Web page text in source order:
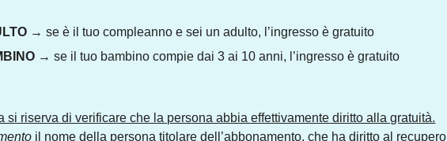
→ se è il tuo compleanno e sei un adulto, l’ingresso è gratuito
→ se il tuo bambino compie dai 3 ai 10 anni, l’ingresso è gratuito
si riserva di verificare che la persona abbia effettivamente diritto alla gratuità.
il nome della persona titolare dell’abbonamento, che ha diritto al recupero